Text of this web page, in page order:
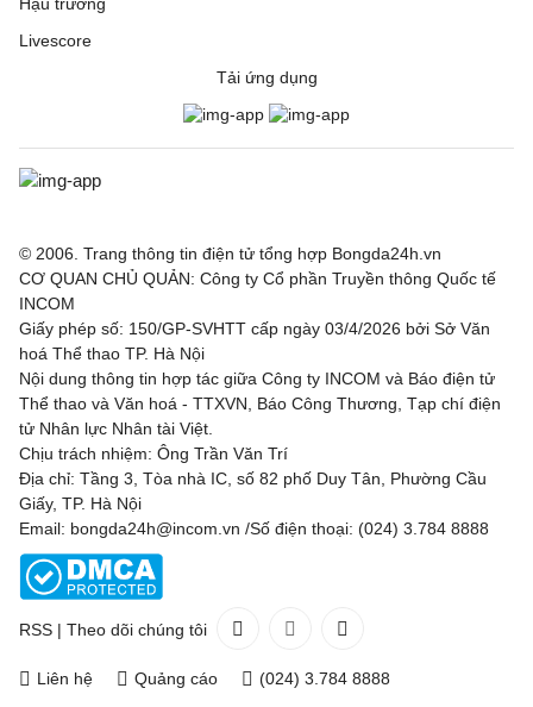
Livescore
Tải ứng dụng
© 2006. Trang thông tin điện tử tổng hợp Bongda24h.vn
CƠ QUAN CHỦ QUẢN: Công ty Cổ phần Truyền thông Quốc tế
INCOM
Giấy phép số: 150/GP-SVHTT cấp ngày 03/4/2026 bởi Sở Văn
hoá Thể thao TP. Hà Nội
Nội dung thông tin hợp tác giữa Công ty INCOM và Báo điện tử
Thể thao và Văn hoá - TTXVN, Báo Công Thương, Tạp chí điện
tử Nhân lực Nhân tài Việt.
Chịu trách nhiệm: Ông Trần Văn Trí
Địa chỉ: Tầng 3, Tòa nhà IC, số 82 phố Duy Tân, Phường Cầu
Giấy, TP. Hà Nội
Email: bongda24h@incom.vn /Số điện thoại: (024) 3.784 8888
RSS | Theo dõi chúng tôi
Liên hệ Quảng cáo (024) 3.784 8888